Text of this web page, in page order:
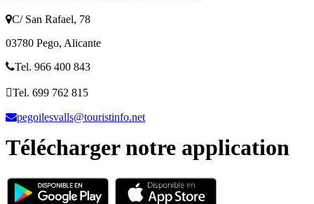
C/ San Rafael, 78
03780 Pego, Alicante
Tel. 966 400 843
Tel. 699 762 815
pegoilesvalls@touristinfo.net
Télécharger notre application